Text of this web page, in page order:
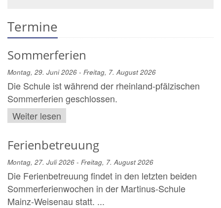
Termine
Sommerferien
Montag, 29. Juni 2026 - Freitag, 7. August 2026
Die Schule ist während der rheinland-pfälzischen
Sommerferien geschlossen.
Weiter lesen
Ferienbetreuung
Montag, 27. Juli 2026 - Freitag, 7. August 2026
Die Ferienbetreuung findet in den letzten beiden
Sommerferienwochen in der Martinus-Schule
Mainz-Weisenau statt. ...